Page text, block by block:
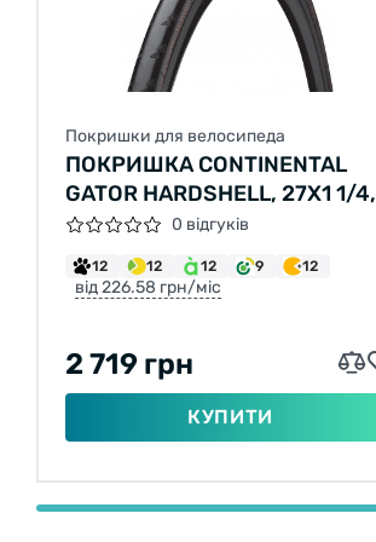
Покришки для велосипеда
ПОКРИШКА CONTINENTAL
GATOR HARDSHELL, 27X1 1/4,
32-630, ЧОРНА, НЕ СКЛАДНА,
HARDSHELL, SKIN, 450ГР.
0 відгуків
12 12 12 9 12
від 226.58 грн/міс
2 719 грн
КУПИТИ